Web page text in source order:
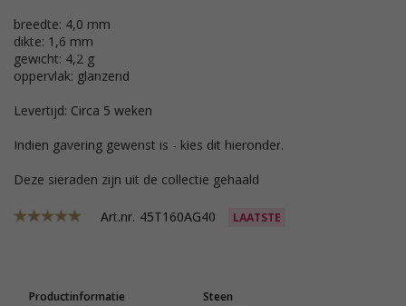
breedte: 4,0 mm
dikte: 1,6 mm
gewicht: 4,2 g
oppervlak: glanzend
Levertijd: Circa 5 weken
Indien gavering gewenst is - kies dit hieronder.
Deze sieraden zijn uit de collectie gehaald
Art.nr. 45T160AG40 LAATSTE
Productinformatie
Steen